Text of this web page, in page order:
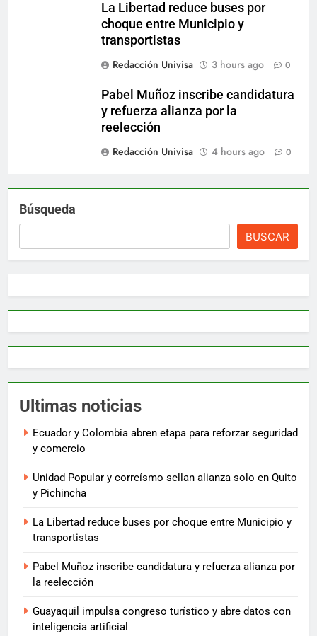
La Libertad reduce buses por
choque entre Municipio y
transportistas
Redacción Univisa
3 hours ago 0
Pabel Muñoz inscribe candidatura
y refuerza alianza por la
reelección
Redacción Univisa
4 hours ago 0
Búsqueda
BUSCAR
Ultimas noticias
Ecuador y Colombia abren etapa para reforzar seguridad
y comercio
Unidad Popular y correísmo sellan alianza solo en Quito
y Pichincha
La Libertad reduce buses por choque entre Municipio y
transportistas
Pabel Muñoz inscribe candidatura y refuerza alianza por
la reelección
Guayaquil impulsa congreso turístico y abre datos con
inteligencia artificial